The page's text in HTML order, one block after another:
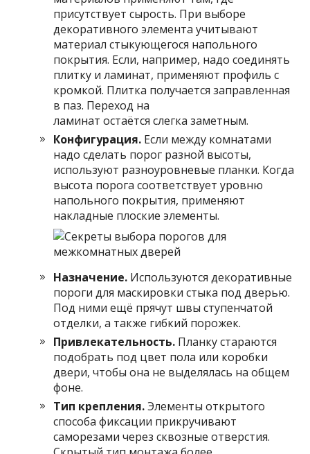
присутствует сырость. При выборе
декоративного элемента учитывают
материал стыкующегося напольного
покрытия. Если, например, надо соединять
плитку и ламинат, применяют профиль с
кромкой. Плитка получается заправленная
в паз. Переход на
ламинат остаётся слегка заметным.
Конфигурация. Если между комнатами
надо сделать порог разной высоты,
используют разноуровневые планки. Когда
высота порога соответствует уровню
напольного покрытия, применяют
накладные плоские элементы.
Назначение. Используются декоративные
пороги для маскировки стыка под дверью.
Под ними ещё прячут швы ступенчатой
отделки, а также гибкий порожек.
Привлекательность. Планку стараются
подобрать под цвет пола или коробки
двери, чтобы она не выделялась на общем
фоне.
Тип крепления.Элементы открытого
способа фиксации прикручивают
саморезами через сквозные отверстия.